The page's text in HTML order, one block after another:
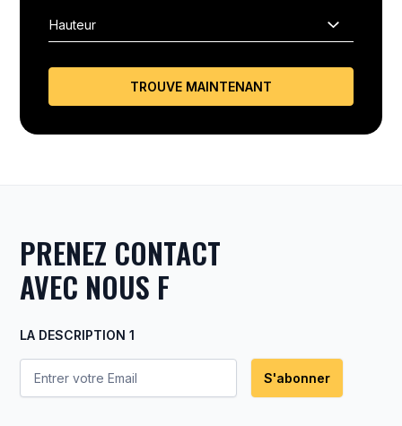
TROUVE MAINTENANT
PRENEZ CONTACT
AVEC NOUS F
LA DESCRIPTION 1
S'abonner